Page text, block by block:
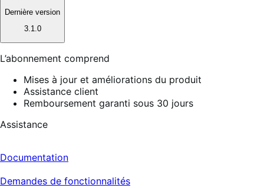
Dernière version
3.1.0
L’abonnement comprend
Mises à jour et améliorations du produit
Assistance client
Remboursement garanti sous 30 jours
Assistance
Documentation
Demandes de fonctionnalités